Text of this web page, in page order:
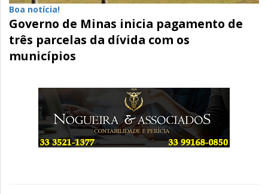
Boa notícia!
Governo de Minas inicia pagamento de
três parcelas da dívida com os
municípios